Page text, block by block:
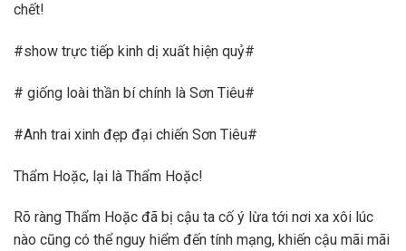
chết!
#show trực tiếp kinh dị xuất hiện quỷ#
# giống loài thần bí chính là Sơn Tiêu#
#Anh trai xinh đẹp đại chiến Sơn Tiêu#
Thẩm Hoặc, lại là Thẩm Hoặc!
Rõ ràng Thẩm Hoặc đã bị cậu ta cố ý lừa tới nơi xa xôi lúc
nào cũng có thể nguy hiểm đến tính mạng, khiến cậu mãi mãi